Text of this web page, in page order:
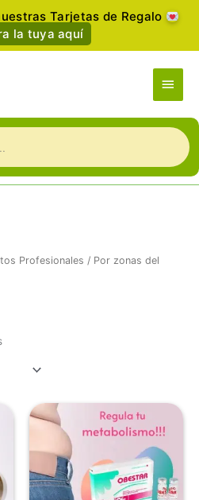
Tarjetas de Regalo
la tuya aquí
Menú
Profesionales / Por zonas del
popularidad